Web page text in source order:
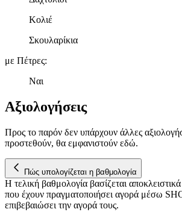
τοποθεσίας μας στους συνεργάτες μέσων
δικτύωσης, διαφημίσεων και ανάλυσης.
Κολιέ
Σκουλαρίκια
με Πέτρες:
Ναι
Αξιολογήσεις
Προς το παρόν δεν υπάρχουν άλλες
προστεθούν, θα εμφανιστούν εδώ.
Πώς υπολογίζεται η βαθμολογία
Η τελική βαθμολογία βασίζεται
που έχουν πραγματοποιήσει αγορά μέσω
επιβεβαιώσει την αγορά τους.